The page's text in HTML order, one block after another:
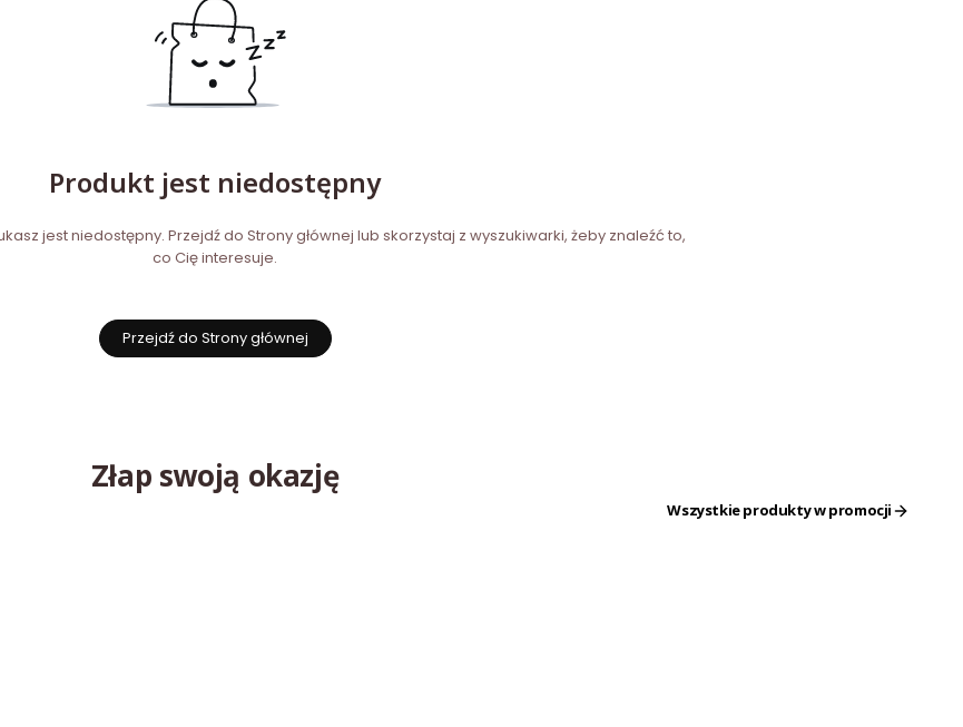
Produkt jest niedostępny
jest niedostępny. Przejdź do Strony głównej lub skorzystaj z wyszukiwarki, żeby znaleźć to,
co Cię interesuje.
Przejdź do Strony głównej
Złap swoją okazję
Wszystkie produkty w promocji